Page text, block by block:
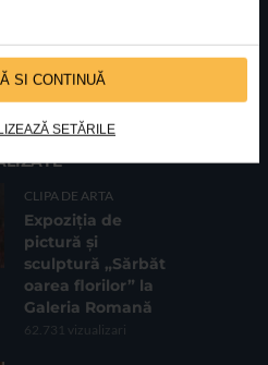
SI CONTINUĂ
SETĂRILE
registrul special: 4 PJ/ 29.01.2013
Str. Delfinului, Nr. 6, parter Bl. 42,
CLIPA DE ARTA
Expoziția de
pictură și
sculptură „Sărbăt
oarea florilor” la
Galeria Romană
62.731 vizualizari